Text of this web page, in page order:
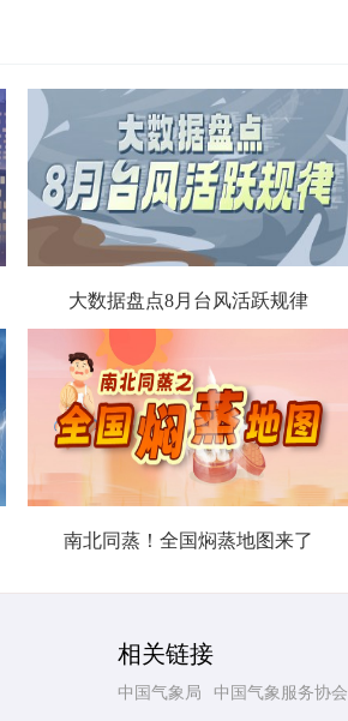
大数据盘点8月台风活跃规律
南北同蒸！全国焖蒸地图来了
相关链接
中国气象局 中国气象服务协会